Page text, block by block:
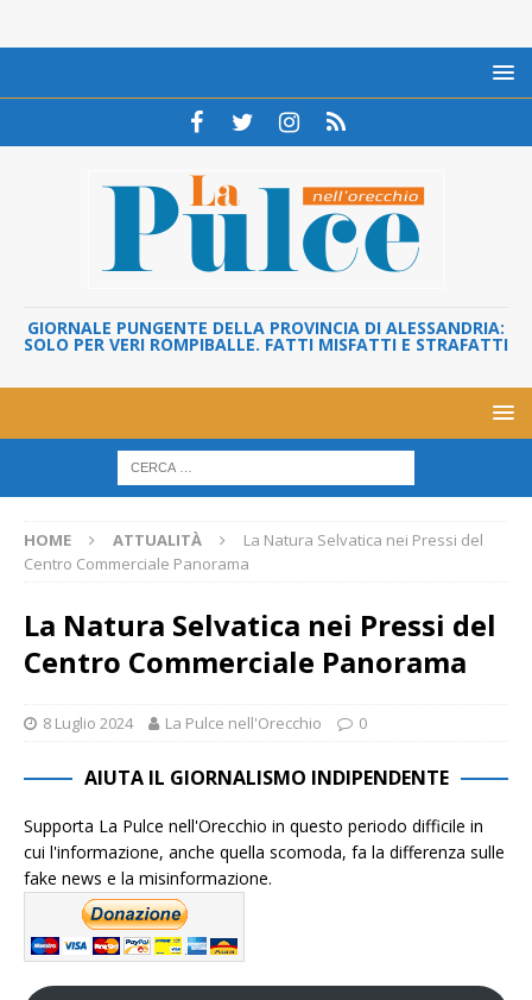
GIORNALE PUNGENTE DELLA PROVINCIA DI ALESSANDRIA:
SOLO PER VERI ROMPIBALLE. FATTI MISFATTI E STRAFATTI
HOME ATTUALITÀ
La Natura Selvatica nei Pressi del
Centro Commerciale Panorama
La Natura Selvatica nei Pressi del
Centro Commerciale Panorama
8 Luglio 2024 La Pulce nell'Orecchio 0
AIUTA IL GIORNALISMO INDIPENDENTE
Supporta La Pulce nell'Orecchio in questo periodo difficile in
cui l'informazione, anche quella scomoda, fa la differenza sulle
fake news e la misinformazione.